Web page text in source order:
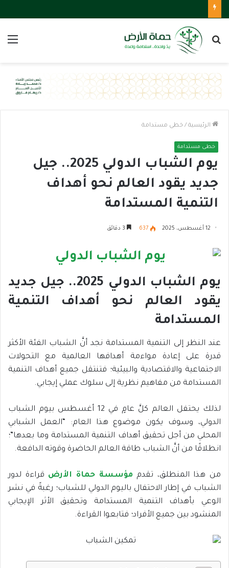
بحث
الرئيسية / خطى مستدامة
خطى مستدامة
يوم الشباب الدولي 2025.. جيل
جديد يقود العالم نحو أهداف
التنمية المستدامة
12 أغسطس، 2025 637
يوم الشباب الدولي 2025..
جيل جديد
يقود العالم نحو أهداف التنمية
المستدامة
عند النظر إلى التنمية المستدامة نجد أنَّ الشباب الفئة الأكثر
قدرة على إعادة مواءمة أهدافها العالمية مع التحولات
الاجتماعية والاقتصادية والبيئية؛ فتنتقل جميع أهداف التنمية
المستدامة من مفاهيم نظرية إلى سلوك عملي إيجابي.
لذلك يحتفل العالم كلَّ عامٍ في 12 أغسطس بيوم الشباب
الدولي، وسوف يكون موضوع هذا العام: “العمل الشبابي
المحلي من أجل تحقيق أهداف التنمية المستدامة وما بعدها”؛
انطلاقًا من أنَّ الشباب طاقة العالم الحاضرة وقوته الدافعة.
من هذا المنطلق، تقدم مؤسسة حماة الأرض قراءة لدور
الشباب في إطار الاحتفال باليوم الدولي للشباب؛ رغبةً في نشر
الوعي بأهداف التنمية المستدامة وتحقيق الأثر الإيجابي
المنشود بين جميع الأفراد؛ فتابعوا القراءة.